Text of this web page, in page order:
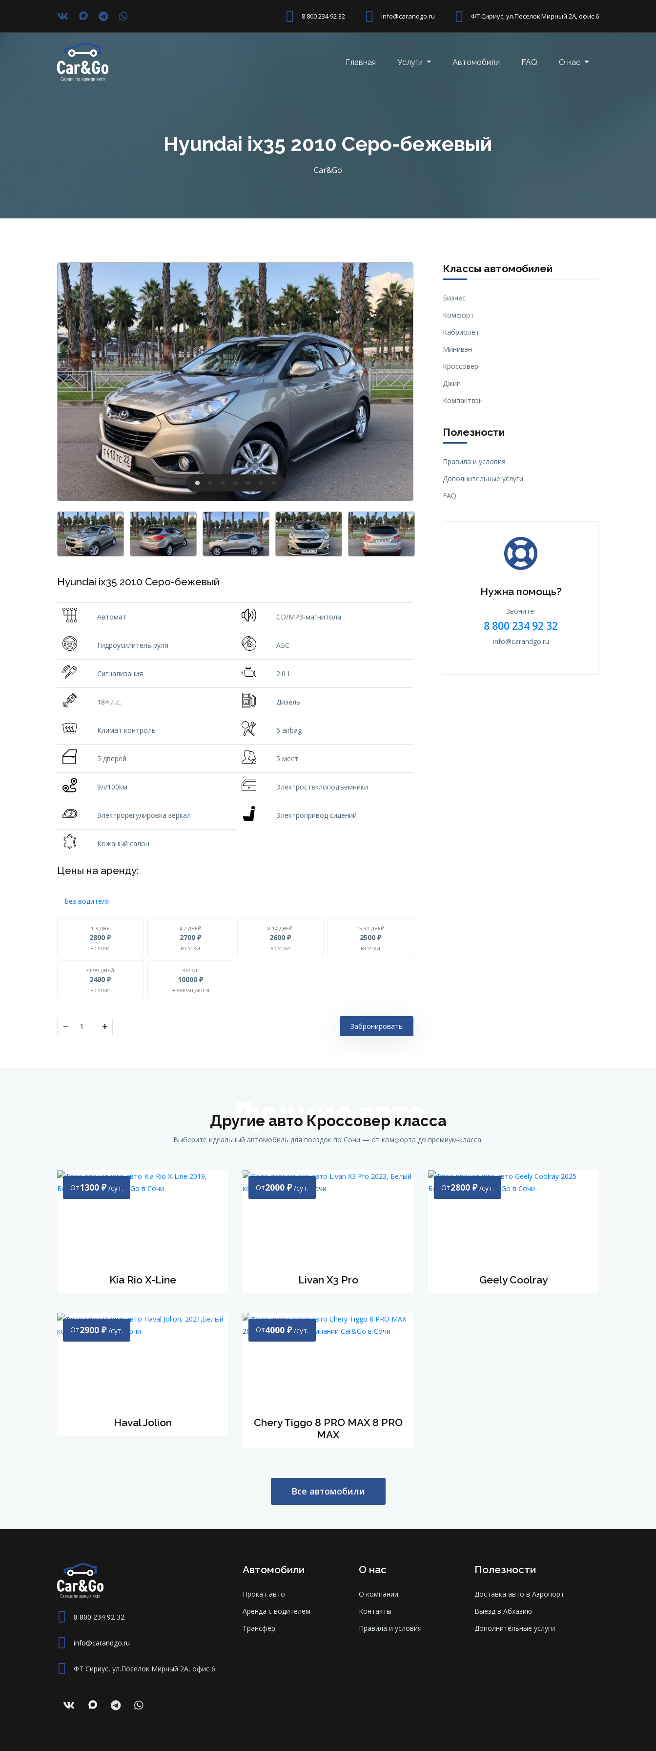
8 800 234 92 32 info@carandgo.ru ФТ Сириус, ул.Поселок Мирный 2А, офис 6
Главная Услуги Автомобили FAQ О нас
Hyundai ix35 2010 Серо-бежевый
Car&Go
Hyundai ix35 2010 Серо-бежевый
Автомат CD/MP3-магнитола
Гидроусилитель руля АБС
Сигнализация 2.0 L
184 л.с. Дизель
Климат контроль 6 airbag
5 дверей 5 мест
9л/100км Электростеклоподъемники
Электрорегулировка зеркал Электропривод сидений
Кожаный салон
Цены на аренду:
Без водителя
1-3 ДНЯ
2800 ₽
В СУТКИ
4-7 ДНЕЙ
2700 ₽
В СУТКИ
8-14 ДНЕЙ
2600 ₽
В СУТКИ
15-30 ДНЕЙ
2500 ₽
В СУТКИ
31-99 ДНЕЙ
2400 ₽
В СУТКИ
ЗАЛОГ
10000 ₽
ВОЗВРАЩАЕТСЯ
− + Забронировать
Классы автомобилей
Бизнес
Комфорт
Кабриолет
Минивэн
Кроссовер
Джип
Компактвэн
Полезности
Правила и условия
Дополнительные услуги
FAQ
Нужна помощь?
Звоните:
8 800 234 92 32
info@carandgo.ru
Другие авто Кроссовер класса
Выберите идеальный автомобиль для поездок по Сочи — от комфорта до премиум-класса.
Лучшие авто
Kia Rio Х-Line
От1300 ₽ /сут.
Livan X3 Pro
От2000 ₽ /сут.
Geely Coolray
От2800 ₽ /сут.
Haval Jolion
От2900 ₽ /сут.
Chery Tiggo 8 PRO MAX 8 PRO
MAX
От4000 ₽ /сут.
Все автомобили
8 800 234 92 32
info@carandgo.ru
ФТ Сириус, ул.Поселок Мирный 2А, офис 6
Автомобили
Прокат авто
Аренда с водителем
Трансфер
О нас
О компании
Контакты
Правила и условия
Полезности
Доставка авто в Аэропорт
Выезд в Абхазию
Дополнительные услуги